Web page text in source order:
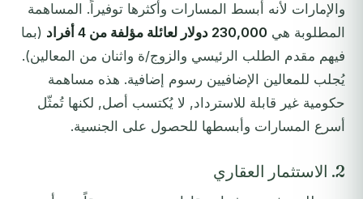
والإمارات لأنه أبسط المسارات وأكثرها توفيراً. المساهمة
المطلوبة هي 230,000 دولار لعائلة مؤلفة من 4 أفراد
(بما
فيهم مقدم الطلب الرئيسي والزوج/ة واثنان من المعالين).
يُجلب للمعالين الإضافيين رسوم إضافية. هذه مساهمة
حكومية غير قابلة للاسترداد, لا يُكتسب أصل, لكنها تُمثّل
أسرع المسارات وأبسطها للحصول على الجنسية.
2. الاستثمار العقاري